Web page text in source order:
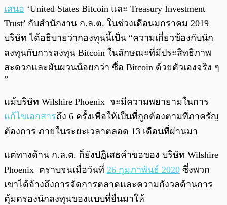
เสนอ ‘United States Bitcoin และ Treasury Investment
Trust’ กับสำนักงาน ก.ล.ต. ในช่วงเดือนมกราคม 2019
บริษัท ได้อธิบายว่ากองทุนนี้เป็น “ความเกี่ยวข้องกับนัก
ลงทุนกับการลงทุน Bitcoin ในลักษณะที่มีประสิทธิภาพ
สะดวกและผันผวนน้อยกว่า ซื้อ Bitcoin ด้วยตัวเองจริง ๆ
”
แม้บริษัท Wilshire Phoenix จะมีความพยายามในการ
แก้ไขเอกสารถึง 6 ครั้งเพื่อให้เป็นที่ถูกต้องตามที่ภาครัญ
ต้องการ ภายในระยะเวลาตลอด 13 เดือนที่ผ่านมา
แต่ทางด้าน ก.ล.ต. ก็ยังปฏิเสธคำขอของ บริษัท Wilshire
Phoenix ตราบจนเมื่อวันที่ 26 กุมภาพันธ์ 2020 ซึ่งพวก
เขาได้อ้างถึงการจัดการตลาดและความกังวลด้านการ
คุ้มครองนักลงทุนของแบบที่ยื่นมาให้